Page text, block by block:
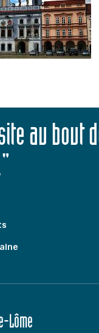
au bout
Lôme